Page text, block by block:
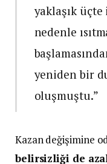
yaklaşık
nedenle
yeniden bir
oluşmuştu.”
Kazan değişimine
belirsizliği de